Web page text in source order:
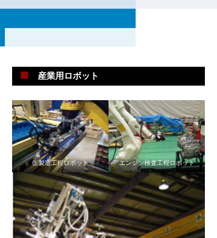
産業用ロボット
缶製造工程ロボット エンジン検査工程ロボット